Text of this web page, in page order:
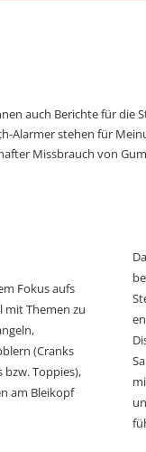
auch Berichte für die
Alarmer stehen für
Missbrauch von
Fokus aufs
mit Themen zu
(Cranks
Toppies),
am Bleikopf